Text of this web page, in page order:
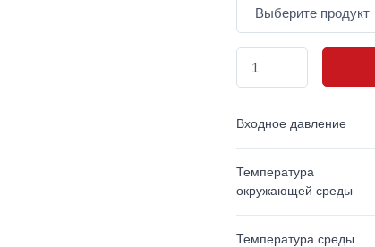
Входное давление
Температура
окружающей среды
Температура среды